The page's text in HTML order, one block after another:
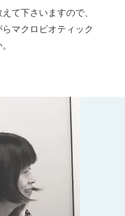
て下さいますので、
マクロビオティック